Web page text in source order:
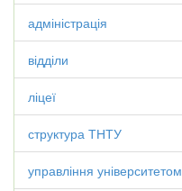
адміністрація
відділи
ліцеї
структура ТНТУ
управління університетом